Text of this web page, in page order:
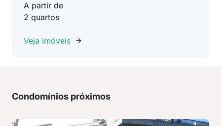
A partir de
2 quartos
Veja imóveis
Condomínios próximos